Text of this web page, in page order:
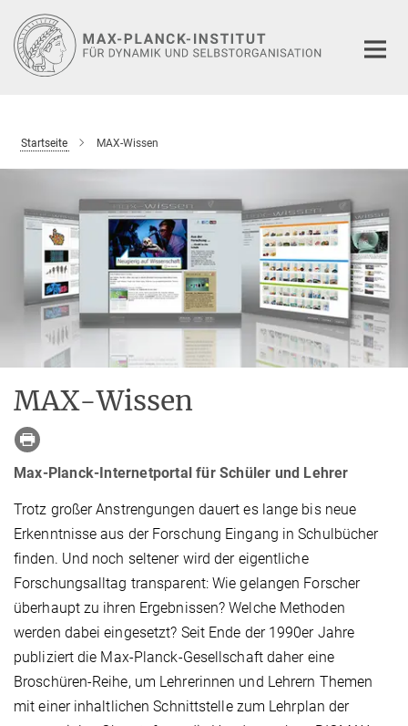
Hauptinhalt
Startseite MAX-Wissen
MAX-Wissen
Max-Planck-Internetportal für Schüler und Lehrer
Trotz großer Anstrengungen dauert es lange bis neue
Erkenntnisse aus der Forschung Eingang in Schulbücher
finden. Und noch seltener wird der eigentliche
Forschungsalltag transparent: Wie gelangen Forscher
überhaupt zu ihren Ergebnissen? Welche Methoden
werden dabei eingesetzt? Seit Ende der 1990er Jahre
publiziert die Max-Planck-Gesellschaft daher eine
Broschüren-Reihe, um Lehrerinnen und Lehrern Themen
mit einer inhaltlichen Schnittstelle zum Lehrplan der